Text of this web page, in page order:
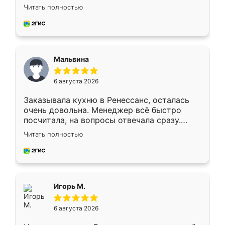
Ждал меньше месяца, сборщик с прямыми
руками. По цене вышло адекватно.
Рекомендую!
Читать полностью
Мальвина
6 августа 2026
Заказывала кухню в Ренессанс, осталась
очень довольна. Менеджер всё быстро
посчитала, на вопросы отвечала сразу.
Замерщик приехал в субботу, подошёл к
делу со всей ответственностью. Собрали
за день, ребята работали аккуратно, даже
Читать полностью
Игорь М.
6 августа 2026